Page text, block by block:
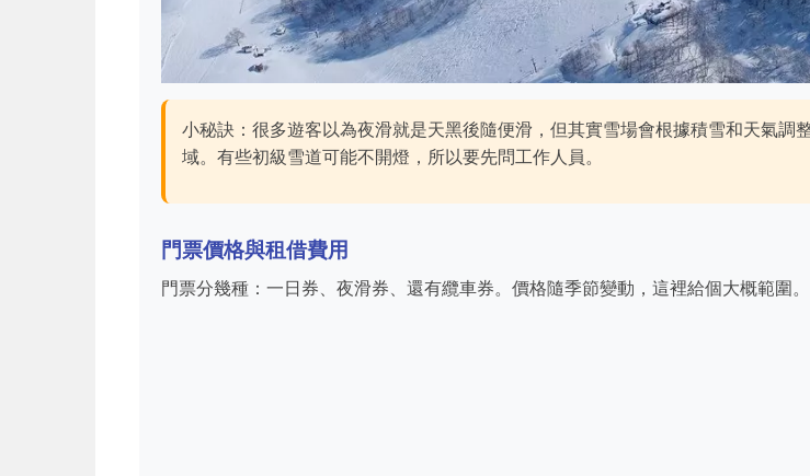
小秘訣：很多遊客以為夜滑就是天黑後隨便滑，但其實雪場會根據積雪和天氣調
域。有些初級雪道可能不開燈，所以要先問工作人員。
門票價格與租借費用
門票分幾種：一日券、夜滑券、還有纜車券。價格隨季節變動，這裡給個大概範圍。